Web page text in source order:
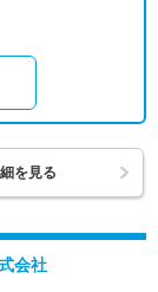
を見る
会社